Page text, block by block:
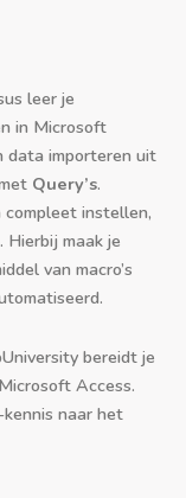
leer je
in Microsoft
data importeren uit
Query’s.
compleet instellen,
Hierbij maak je
van macro’s
bereidt je
Access.
naar het